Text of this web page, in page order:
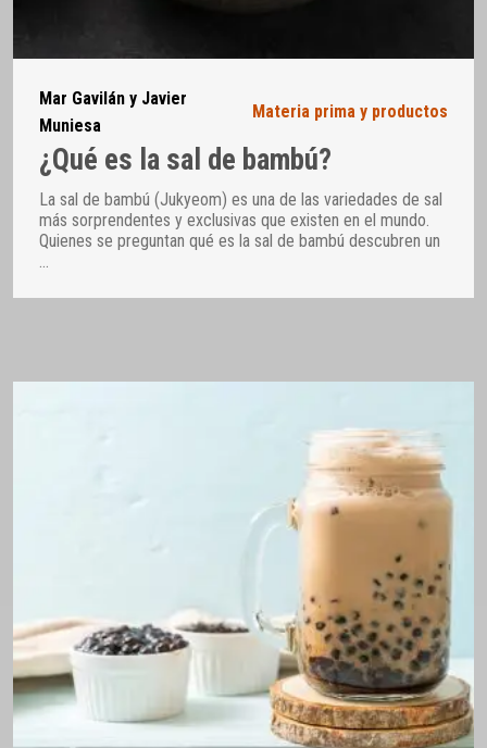
Mar Gavilán y Javier
Muniesa
Materia prima y productos
¿Qué es la sal de bambú?
La sal de bambú (Jukyeom) es una de las variedades de sal
más sorprendentes y exclusivas que existen en el mundo.
Quienes se preguntan qué es la sal de bambú descubren un
…